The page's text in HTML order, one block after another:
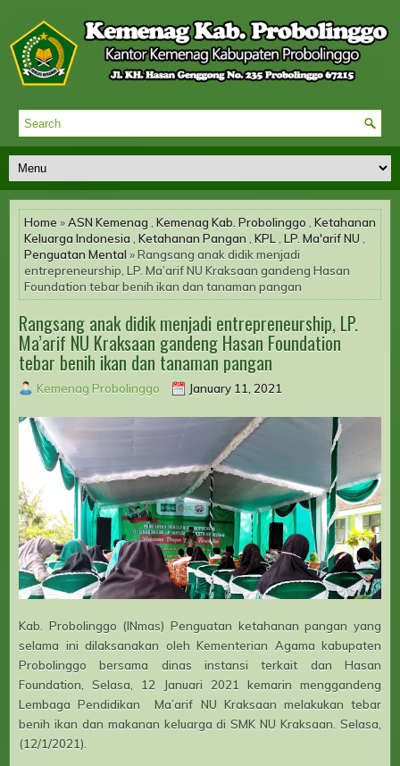
Home »ASN Kemenag Kemenag Kab. Probolinggo
Ketahanan
Keluarga Indonesia
Ketahanan Pangan KPL LP. Ma'arif NU
Penguatan Mental » Rangsang anak didik menjadi
entrepreneurship, LP. Ma’arif NU Kraksaan gandeng Hasan
Foundation tebar benih ikan dan tanaman pangan
Rangsang anak didik menjadi entrepreneurship, LP.
Ma’arif NU Kraksaan gandeng Hasan Foundation
tebar benih ikan dan tanaman pangan
Kemenag Probolinggo January 11, 2021
Kab. Probolinggo (INmas) Penguatan ketahanan pangan yang
selama ini dilaksanakan oleh Kementerian Agama kabupaten
Probolinggo bersama dinas instansi terkait dan Hasan
Foundation, Selasa, 12 Januari 2021 kemarin menggandeng
Lembaga Pendidikan Ma’arif NU Kraksaan melakukan tebar
benih ikan dan makanan keluarga di SMK NU Kraksaan. Selasa,
(12/1/2021).